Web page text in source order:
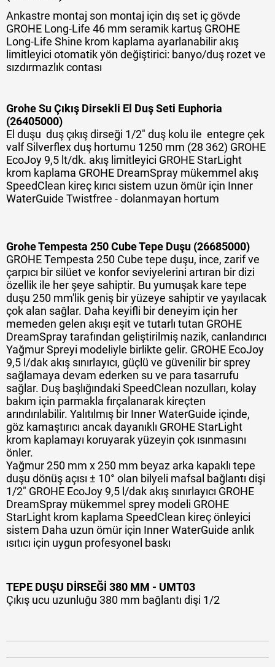
Ankastre montaj son montaj için dış set iç gövde
GROHE Long-Life 46 mm seramik kartuş GROHE
Long-Life Shine krom kaplama ayarlanabilir akış
limitleyici otomatik yön değiştirici: banyo/duş rozet ve
sızdırmazlık contası
Grohe Su Çıkış Dirsekli El Duş Seti Euphoria
(26405000)
El duşu duş çıkış dirseği 1/2" duş kolu ile entegre çek
valf Silverflex duş hortumu 1250 mm (28 362) GROHE
EcoJoy 9,5 lt/dk. akış limitleyici GROHE StarLight
krom kaplama GROHE DreamSpray mükemmel akış
SpeedClean kireç kırıcı sistem uzun ömür için Inner
WaterGuide Twistfree - dolanmayan hortum
Grohe Tempesta 250 Cube Tepe Duşu (26685000)
GROHE Tempesta 250 Cube tepe duşu, ince, zarif ve
çarpıcı bir silüet ve konfor seviyelerini artıran bir dizi
özellik ile her şeye sahiptir. Bu yumuşak kare tepe
duşu 250 mm'lik geniş bir yüzeye sahiptir ve yayılacak
çok alan sağlar. Daha keyifli bir deneyim için her
memeden gelen akışı eşit ve tutarlı tutan GROHE
DreamSpray tarafından geliştirilmiş nazik, canlandırıcı
Yağmur Spreyi modeliyle birlikte gelir. GROHE EcoJoy
9,5 l/dak akış sınırlayıcı, güçlü ve güvenilir bir sprey
sağlamaya devam ederken su ve para tasarrufu
sağlar. Duş başlığındaki SpeedClean nozulları, kolay
bakım için parmakla fırçalanarak kireçten
arındırılabilir. Yalıtılmış bir Inner WaterGuide içinde,
göz kamaştırıcı ancak dayanıklı GROHE StarLight
krom kaplamayı koruyarak yüzeyin çok ısınmasını
önler.
Yağmur 250 mm x 250 mm beyaz arka kapaklı tepe
duşu dönüş açısı ± 10° olan bilyeli mafsal bağlantı dişi
1/2" GROHE EcoJoy 9,5 l/dak akış sınırlayıcı GROHE
DreamSpray mükemmel sprey modeli GROHE
StarLight krom kaplama SpeedClean kireç önleyici
sistem Daha uzun ömür için Inner WaterGuide anlık
ısıtıcı için uygun profesyonel baskı
TEPE DUŞU DİRSEĞİ 380 MM - UMT03
Çıkış ucu uzunluğu 380 mm bağlantı dişi 1/2